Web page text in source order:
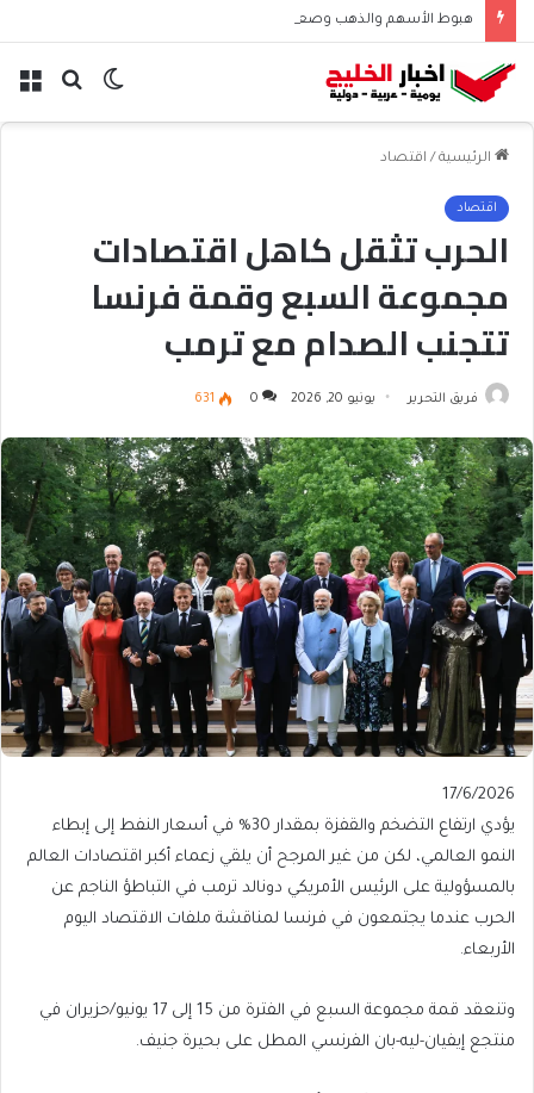
هبوط الأسهم والذهب وصعود النفط يعقّد مسار الفدرالي
بحث الوضع
الرئيسية / اقتصاد
اقتصاد
الحرب تثقل كاهل اقتصادات
مجموعة السبع وقمة فرنسا
تتجنب الصدام مع ترمب
فريق التحرير يونيو 20, 2026 0
631
Published
On
17/6/2026
17/6/2026
يؤدي ارتفاع التضخم والقفزة بمقدار 30% في ‌‌أسعار النفط إلى إبطاء
النمو العالمي، لكن من غير المرجح أن يلقي زعماء أكبر اقتصادات العالم
بالمسؤولية على الرئيس الأمريكي دونالد ترمب في التباطؤ الناجم عن
الحرب عندما يجتمعون في ⁠⁠فرنسا لمناقشة ملفات الاقتصاد اليوم
الأربعاء.
وتنعقد قمة مجموعة السبع في الفترة من 15 إلى 17 يونيو/حزيران في
منتجع إيفيان-ليه-بان الفرنسي المطل على بحيرة جنيف.